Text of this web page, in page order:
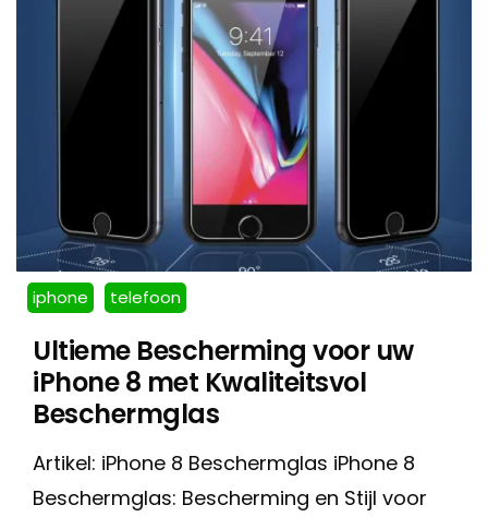
iphone telefoon
Ultieme Bescherming voor uw
iPhone 8 met Kwaliteitsvol
Beschermglas
Artikel: iPhone 8 Beschermglas iPhone 8
Beschermglas: Bescherming en Stijl voor